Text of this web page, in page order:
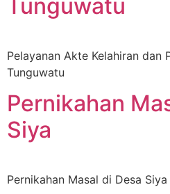
Tunguwatu
Pelayanan Akte Kelahiran dan
Tunguwatu
Pernikahan
Siya
Pernikahan Masal di Desa Siya